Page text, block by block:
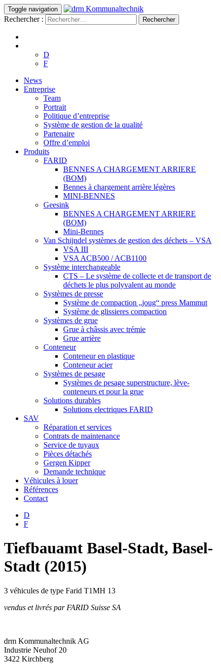
Toggle navigation
Rechercher :
D
F
News
Entreprise
Team
Portrait
Politique d’entreprise
Système de gestion de la qualité
Partenaire
Offre d’emploi
Produits
FARID
BENNES A CHARGEMENT ARRIERE
(BOM)
Bennes à chargement arrière légères
MINI-BENNES
Geesink
BENNES A CHARGEMENT ARRIERE
(BOM)
Mini-Bennes
Van Schijndel systèmes de gestion des déchets – VSA
VSA III
VSA ACB500 / ACB1100
Système interchangeable
CTS – Le système de collecte et de transport de
déchets le plus polyvalent au monde
Systèmes de presse
Système de compaction „joug“ press Mammut
Système de glissieres compaction
Systèmes de grue
Grue à châssis avec trémie
Grue arrière
Conteneur
Conteneur en plastique
Conteneur acier
Systèmes de pesage
Systèmes de pesage superstructure, lève-
conteneurs et pour la grue
Solutions durables
Solutions electriques FARID
SAV
Réparation et services
Contrats de maintenance
Service de tuyaux
Pièces détachés
Gergen Kipper
Demande technique
Véhicules à louer
Références
Contact
D
F
Tiefbauamt Basel-Stadt, Basel-
Stadt (2015)
3 véhicules de type Farid T1MH 13
vendus et livrés par FARID Suisse SA
drm Kommunaltechnik AG
Industrie Neuhof 20
3422 Kirchberg